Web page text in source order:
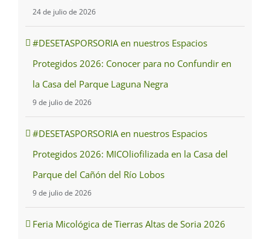
24 de julio de 2026
#DESETASPORSORIA en nuestros Espacios
Protegidos 2026: Conocer para no Confundir en
la Casa del Parque Laguna Negra
9 de julio de 2026
#DESETASPORSORIA en nuestros Espacios
Protegidos 2026: MICOliofilizada en la Casa del
Parque del Cañón del Río Lobos
9 de julio de 2026
Feria Micológica de Tierras Altas de Soria 2026